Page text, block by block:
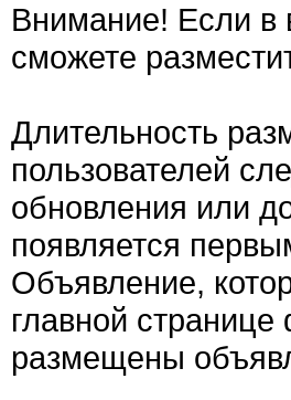
Внимание! Если в
сможете
Длительность
пользователей
обновления или
появляется
Объявление,
главной
размещены